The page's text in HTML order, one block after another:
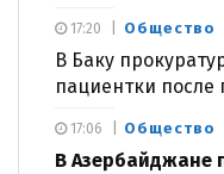
Общество
В Баку
пациентки после
17:20
Общество
В Азербайджане
17:06